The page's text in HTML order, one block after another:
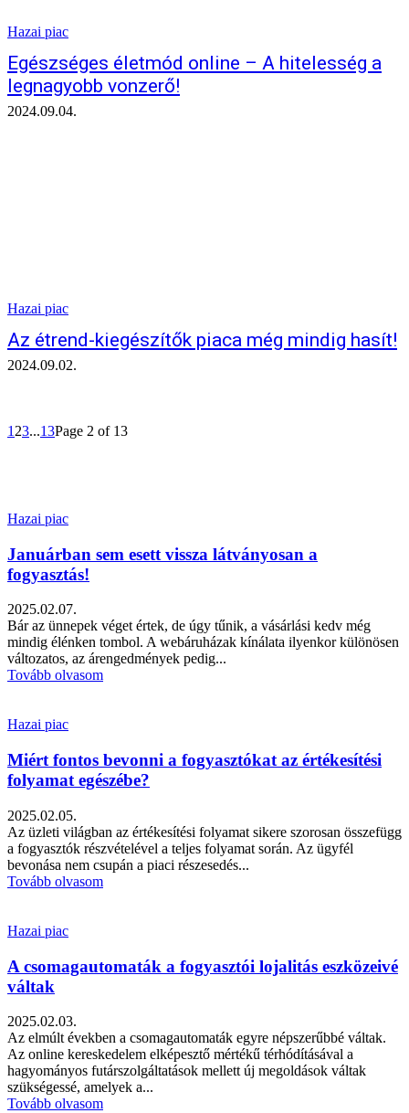
Hazai piac
Egészséges életmód online – A hitelesség a
legnagyobb vonzerő!
2024.09.04.
Hazai piac
Az étrend-kiegészítők piaca még mindig hasít!
2024.09.02.
1 23...13Page 2 of 13
Hazai piac
Januárban sem esett vissza látványosan a
fogyasztás!
2025.02.07.
Bár az ünnepek véget értek, de úgy tűnik, a vásárlási kedv még
mindig élénken tombol. A webáruházak kínálata ilyenkor különösen
változatos, az árengedmények pedig...
Tovább olvasom
Hazai piac
Miért fontos bevonni a fogyasztókat az értékesítési
folyamat egészébe?
2025.02.05.
Az üzleti világban az értékesítési folyamat sikere szorosan összefügg
a fogyasztók részvételével a teljes folyamat során. Az ügyfél
bevonása nem csupán a piaci részesedés...
Tovább olvasom
Hazai piac
A csomagautomaták a fogyasztói lojalitás eszközeivé
váltak
2025.02.03.
Az elmúlt években a csomagautomaták egyre népszerűbbé váltak.
Az online kereskedelem elképesztő mértékű térhódításával a
hagyományos futárszolgáltatások mellett új megoldások váltak
szükségessé, amelyek a...
Tovább olvasom